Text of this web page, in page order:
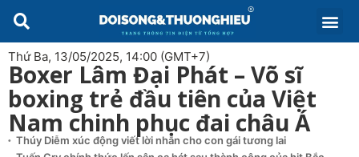
Thứ Ba, 13/05/2025, 14:00 (GMT+7)
Boxer Lâm Đại Phát – Võ sĩ
boxing trẻ đầu tiên của Việt
Nam chinh phục đai châu Á
Thúy Diễm xúc động viết lời nhắn cho con gái tương lai